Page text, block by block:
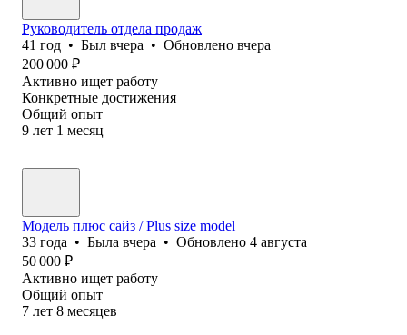
Руководитель отдела продаж
41 год • Был вчера • Обновлено вчера
200 000 ₽
Активно ищет работу
Конкретные достижения
Общий опыт
9 лет 1 месяц
Модель плюс сайз / Plus size model
33 года • Была вчера • Обновлено 4 августа
50 000 ₽
Активно ищет работу
Общий опыт
7 лет 8 месяцев